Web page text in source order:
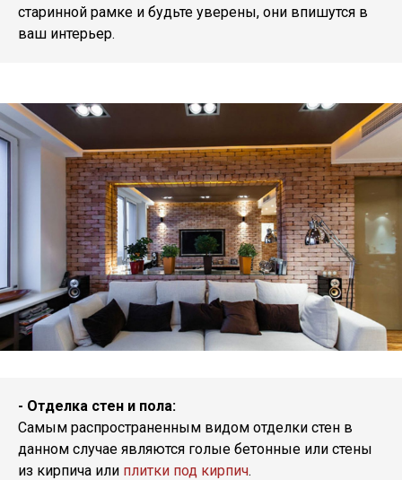
старинной рамке и будьте уверены, они впишутся в
ваш интерьер.
- Отделка стен и пола:
Самым распространенным видом отделки стен в
данном случае являются голые бетонные или стены
из кирпича или плитки под кирпич.